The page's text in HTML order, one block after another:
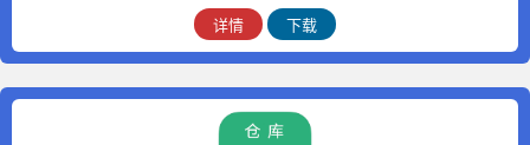
详情 下载